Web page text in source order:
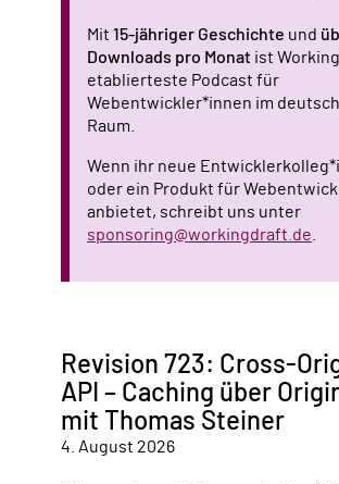
Mit 15-jähriger Geschichte und
Downloads pro Monat ist
etablierteste Podcast für
Webentwickler*innen im
Raum.
Wenn ihr neue
oder ein Produkt für
anbietet, schreibt uns unter
sponsoring@workingdraft.de
Revision 723: Cross-
API – Caching über
mit Thomas Steiner
4. August 2026